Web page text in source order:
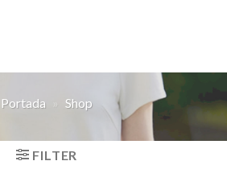
Portada » Shop
FILTER